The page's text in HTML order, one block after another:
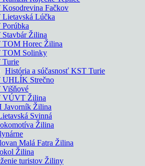
Fačkov
Lúčka
Žilina
TOM Horec Žilina
TOM Solinky
Turie
História a súčasnosť KST Turie
UHLÍK Strečno
Višňové
VÚVT Žilina
Javorník Žilina
Svinná
Žilina
Malá Fatra Žilina
Žilina
turistov Žiliny